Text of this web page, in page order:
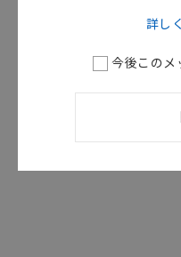
取扱説明書（現
詳し
今後このメ